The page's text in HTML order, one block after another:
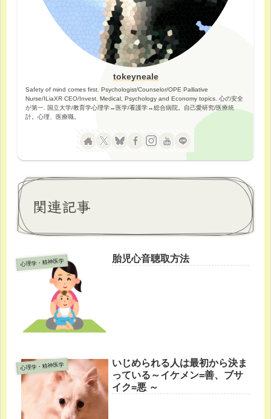
tokeyneale
Safety of mind comes first. Psychologist/Counselor/OPE Palliative
Nurse/ILiaXR CEO/Invest. Medical, Psychology and Economy topics. 心の安全
が第一. 国立大学/教育学心理学→医学/看護学→総合病院。自己愛研究/医療統
計。心理、医療職。
関連記事
心理学・精神医学 胎児心音聴取方法
心理学・精神医学
いじめられる人は最初から決ま
っている～イケメン=善、ブサ
イク=悪 ～